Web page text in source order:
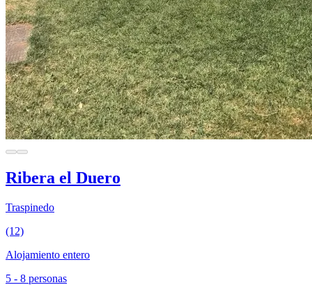
Ribera el Duero
Traspinedo
(12)
Alojamiento entero
5 - 8 personas